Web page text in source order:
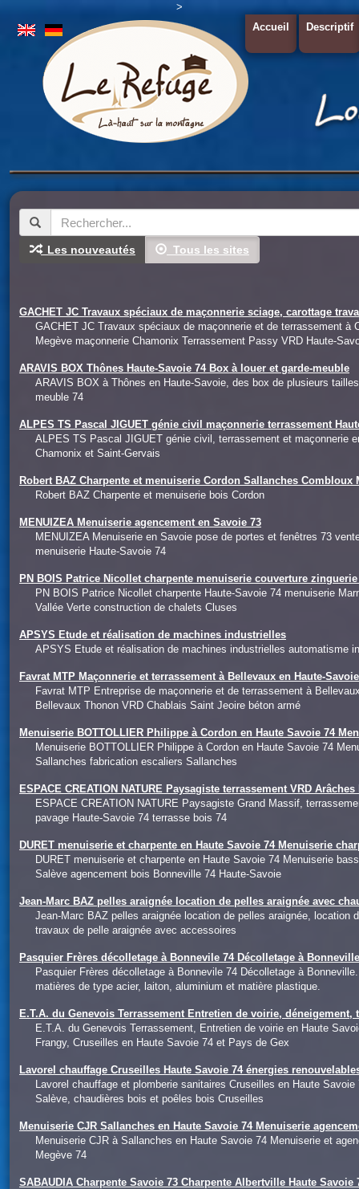
>
Accueil
Descriptif
Les nouveautés Tous les sites
GACHET JC Travaux spéciaux de maçonnerie sciage, carottage
GACHET JC Travaux spéciaux de maçonnerie et de terrassement
Megève maçonnerie Chamonix Terrassement Passy VRD Haute-
ARAVIS BOX Thônes Haute-Savoie 74 Box à louer et garde-meuble
ARAVIS BOX à Thônes en Haute-Savoie, des box de plusieurs
meuble 74
ALPES TS Pascal JIGUET génie civil maçonnerie terrassement
ALPES TS Pascal JIGUET génie civil, terrassement et maçonnerie
Chamonix et Saint-Gervais
Robert BAZ Charpente et menuiserie Cordon Sallanches Combloux
Robert BAZ Charpente et menuiserie bois Cordon
MENUIZEA Menuiserie agencement en Savoie 73
MENUIZEA Menuiserie en Savoie pose de portes et fenêtres 73
menuiserie Haute-Savoie 74
PN BOIS Patrice Nicollet charpente menuiserie couverture
PN BOIS Patrice Nicollet charpente Haute-Savoie 74 menuiserie
Vallée Verte construction de chalets Cluses
APSYS Etude et réalisation de machines industrielles
APSYS Etude et réalisation de machines industrielles automatisme
Favrat MTP Maçonnerie et terrassement à Bellevaux en Haute-
Favrat MTP Entreprise de maçonnerie et de terrassement à
Bellevaux Thonon VRD Chablais Saint Jeoire béton armé
Menuiserie BOTTOLLIER Philippe à Cordon en Haute Savoie 74
Menuiserie BOTTOLLIER Philippe à Cordon en Haute Savoie 74
Sallanches fabrication escaliers Sallanches
ESPACE CREATION NATURE Paysagiste terrassement VRD
ESPACE CREATION NATURE Paysagiste Grand Massif,
pavage Haute-Savoie 74 terrasse bois 74
DURET menuiserie et charpente en Haute Savoie 74 Menuiserie
DURET menuiserie et charpente en Haute Savoie 74 Menuiserie
Salève agencement bois Bonneville 74 Haute-Savoie
Jean-Marc BAZ pelles araignée location de pelles araignée avec
Jean-Marc BAZ pelles araignée location de pelles araignée,
travaux de pelle araignée avec accessoires
Pasquier Frères décolletage à Bonnevile 74 Décolletage à
Pasquier Frères décolletage à Bonnevile 74 Décolletage à
matières de type acier, laiton, aluminium et matière plastique.
E.T.A. du Genevois Terrassement Entretien de voirie, déneigement,
E.T.A. du Genevois Terrassement, Entretien de voirie en Haute
Frangy, Cruseilles en Haute Savoie 74 et Pays de Gex
Lavorel chauffage Cruseilles Haute Savoie 74 énergies
Lavorel chauffage et plomberie sanitaires Cruseilles en Haute
Salève, chaudières bois et poêles bois Cruseilles
Menuiserie CJR Sallanches en Haute Savoie 74 Menuiserie
Menuiserie CJR à Sallanches en Haute Savoie 74 Menuiserie et
Megève 74
SABAUDIA Charpente Savoie 73 Charpente Albertville Haute